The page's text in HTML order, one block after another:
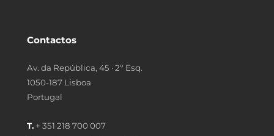
Contactos
Av. da República, 45 · 2º Esq.
1050-187 Lisboa
Portugal
T. + 351 218 700 007